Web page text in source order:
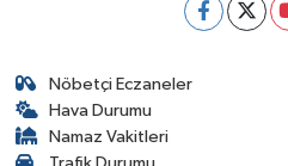
Nöbetçi Eczaneler
Hava Durumu
Namaz Vakitleri
Trafik Durumu